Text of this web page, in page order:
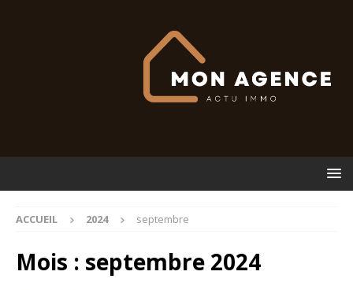
ACCUEIL 2024 septembre
Mois : septembre 2024